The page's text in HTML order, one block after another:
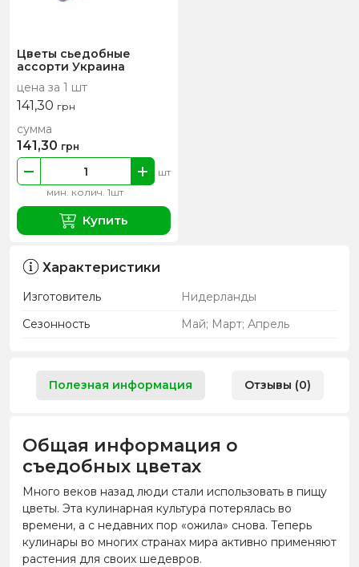
Цветы сьедобные
ассорти Украина
цена за 1 шт
141,30 грн
мин. колич. 1шт
шт
сумма
141,30 грн
Купить
Характеристики
Изготовитель
Нидерланды
Сезонность
Май; Март; Апрель
Полезная информация Отзывы (0)
Общая информация о
съедобных цветах
Много веков назад люди стали использовать в пищу
цветы. Эта кулинарная культура потерялась во
времени, а с недавних пор «ожила» снова. Теперь
кулинары во многих странах мира активно применяют
растения для своих шедевров.